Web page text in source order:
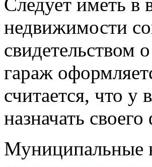
недвижимости
свидетельством
гараж
считается, что у
назначать
Муниципальные